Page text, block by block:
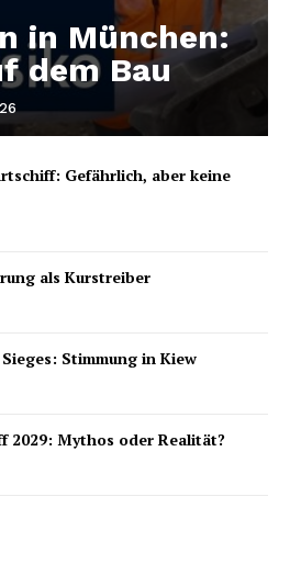
in München:
dem Bau
Gefährlich, aber keine
als Kurstreiber
Stimmung in Kiew
2029: Mythos oder Realität?